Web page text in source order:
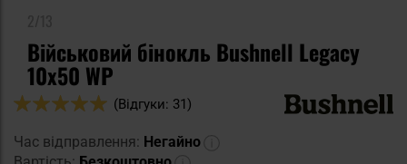
Військовий бінокль Bushnell Legacy
10x50 WP
Оцінка:
(Відгуки: 31)
Час відправлення: Негайно